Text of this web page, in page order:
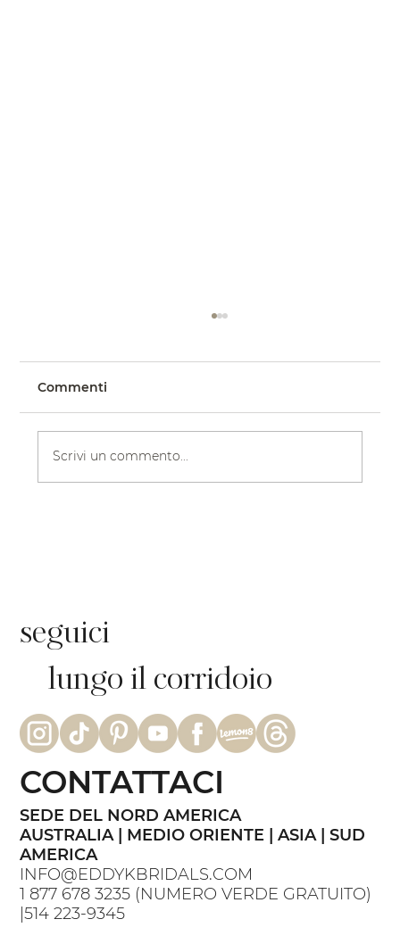
Commenti
Scrivi un commento...
seguici
lungo il corridoio
SEDE DEL NORD AMERICA
AUSTRALIA | MEDIO ORIENTE | ASIA | SUD
AMERICA
INFO@EDDYKBRIDALS.COM
1 877 678 3235 (NUMERO VERDE GRATUITO)
|514 223-9345
CONTATTACI